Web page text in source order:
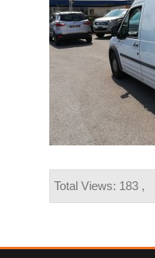
Total Views: 183 ,